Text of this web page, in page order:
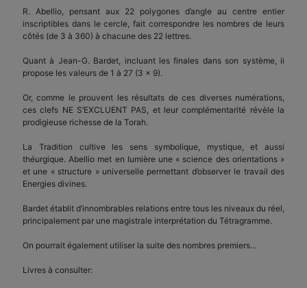
R. Abellio, pensant aux 22 polygones d’angle au centre entier
inscriptibles dans le cercle, fait correspondre les nombres de leurs
côtés (de 3 à 360) à chacune des 22 lettres.
Quant à Jean-G. Bardet, incluant les finales dans son système, ii
propose les valeurs de 1 à 27 (3 x 9).
Or, comme le prouvent les résultats de ces diverses numérations,
ces clefs NE S’EXCLUENT PAS, et leur complémentarité révèle la
prodigieuse richesse de la Torah.
La Tradition cultive les sens symbolique, mystique, et aussi
théurgique. Abellio met en lumière une « science des orientations »
et une « structure » universelle permettant d’observer le travail des
Energies divines.
Bardet établit d’innombrables relations entre tous les niveaux du réel,
principalement par une magistrale interprétation du Tétragramme.
On pourrait également utiliser la suite des nombres premiers…
Livres à consulter: